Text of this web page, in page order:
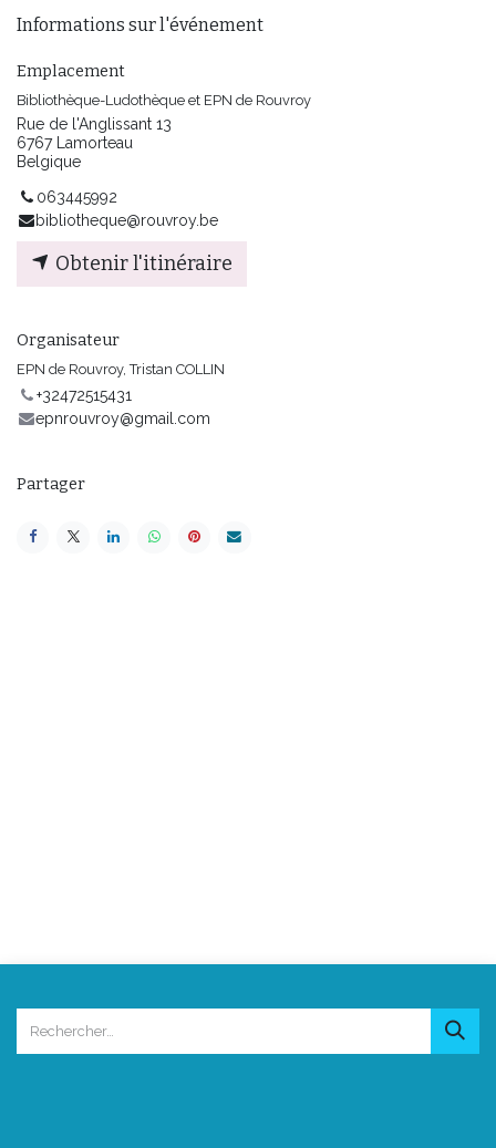
Informations sur l'événement
Emplacement
Bibliothèque-Ludothèque et EPN de Rouvroy
Rue de l'Anglissant 13
6767 Lamorteau
Belgique
063445992
bibliotheque@rouvroy.be
Obtenir l'itinéraire
Organisateur
EPN de Rouvroy, Tristan COLLIN
+32472515431
epnrouvroy@gmail.com
Partager